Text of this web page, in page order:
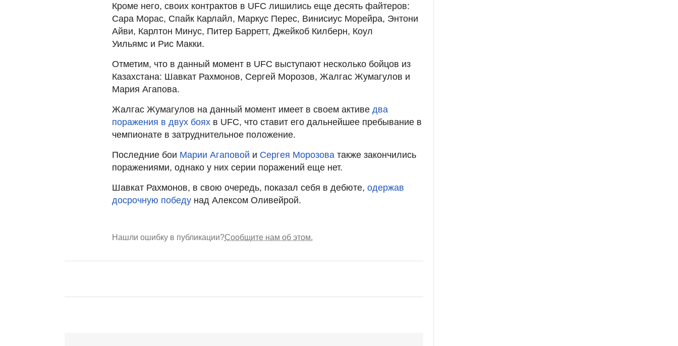
Кроме него, своих контрактов в UFC лишились еще десять файтеров:
Сара Морас, Спайк Карлайл, Маркус Перес, Винисиус Морейра, Энтони
Айви, Карлтон Минус, Питер Барретт, Джейкоб Килберн, Коул
Уильямс и Рис Макки.
Отметим, что в данный момент в UFC выступают несколько бойцов из
Казахстана: Шавкат Рахмонов, Сергей Морозов, Жалгас Жумагулов и
Мария Агапова.
Жалгас Жумагулов на данный момент имеет в своем активе два
поражения в двух боях в UFC, что ставит его дальнейшее пребывание в
чемпионате в затруднительное положение.
Последние бои Марии Агаповой и Сергея Морозова также закончились
поражениями, однако у них серии поражений еще нет.
Шавкат Рахмонов, в свою очередь, показал себя в дебюте, одержав
досрочную победу над Алексом Оливейрой.
Нашли ошибку в публикации?Сообщите нам об этом.